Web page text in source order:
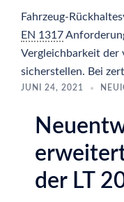
Fahrzeug-
EN 1317
Vergleichbarkeit der
sicherstellen. Bei
JUNI 24, 2021
der LT